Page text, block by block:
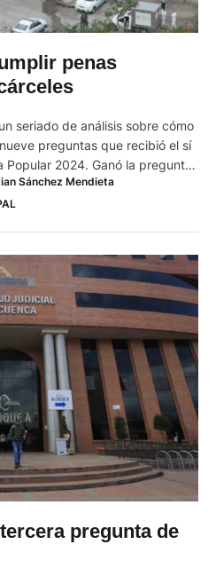
penas
seriado de análisis sobre cómo
preguntas que recibió el sí
Popular 2024. Ganó la pregunta
cumplir las penas
pregunta fue: ¿Está usted de …
Sánchez Mendieta
pregunta de